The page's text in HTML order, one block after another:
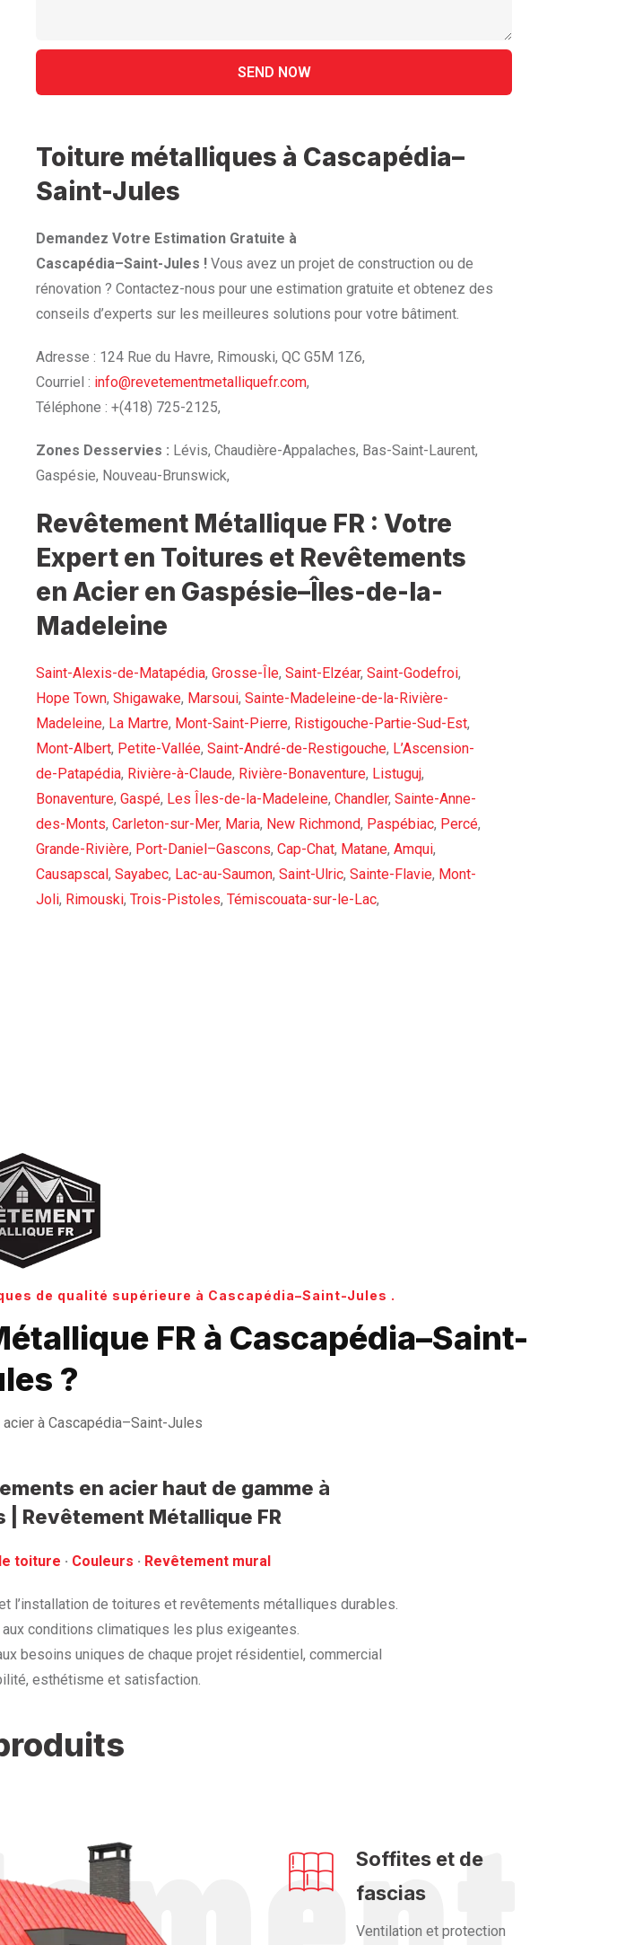
Toiture métalliques à Cascapédia–
Saint-Jules
Demandez Votre Estimation Gratuite à
Cascapédia–Saint-Jules ! Vous avez un projet de construction ou de
rénovation ? Contactez-nous pour une estimation gratuite et obtenez des
conseils d’experts sur les meilleures solutions pour votre bâtiment.
Adresse : 124 Rue du Havre, Rimouski, QC G5M 1Z6,
Courriel : info@revetementmetalliquefr.com,
Téléphone : +(418) 725-2125,
Zones Desservies : Lévis, Chaudière-Appalaches, Bas-Saint-Laurent,
Gaspésie, Nouveau-Brunswick,
Revêtement Métallique FR : Votre
Expert en Toitures et Revêtements
en Acier en Gaspésie–Îles-de-la-
Madeleine
Saint-Alexis-de-Matapédia, Grosse-Île, Saint-Elzéar, Saint-Godefroi,
Hope Town, Shigawake, Marsoui, Sainte-Madeleine-de-la-Rivière-
Madeleine, La Martre, Mont-Saint-Pierre, Ristigouche-Partie-Sud-Est,
Mont-Albert, Petite-Vallée, Saint-André-de-Restigouche, L’Ascension-
de-Patapédia, Rivière-à-Claude, Rivière-Bonaventure, Listuguj,
Bonaventure, Gaspé, Les Îles-de-la-Madeleine, Chandler, Sainte-Anne-
des-Monts, Carleton-sur-Mer, Maria, New Richmond, Paspébiac, Percé,
Grande-Rivière, Port-Daniel–Gascons, Cap-Chat, Matane, Amqui,
Causapscal , Sayabec, Lac-au-Saumon, Saint-Ulric, Sainte-Flavie, Mont-
Joli, Rimouski, Trois-Pistoles, Témiscouata-sur-le-Lac,
de qualité supérieure à Cascapédia–Saint-Jules .
FR à Cascapédia–Saint-
?
à Cascapédia–Saint-Jules
en acier haut de gamme à
| Revêtement Métallique FR
toiture · ‎ Couleurs · ‎Revêtement mural
l’installation de toitures et revêtements métalliques durables.
conditions climatiques les plus exigeantes.
besoins uniques de chaque projet résidentiel, commercial
esthétisme et satisfaction.
Soffites et de
fascias
Ventilation et protection